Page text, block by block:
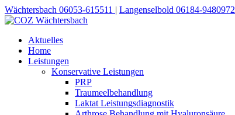
Wächtersbach 06053-615511 | Langenselbold 06184-9480972
Aktuelles
Home
Leistungen
Konservative Leistungen
PRP
Traumeelbehandlung
Laktat Leistungsdiagnostik